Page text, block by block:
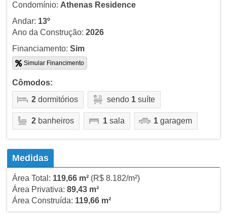
Condomínio: Athenas Residence
Andar: 13º
Ano da Construção: 2026
Financiamento: Sim
Simular Financimento
Cômodos:
2dormitórios sendo 1suíte
2banheiros 1sala 1garagem
Medidas
Área Total: 119,66 m²(R$ 8.182/m²)
Área Privativa: 89,43 m²
Área Construída: 119,66 m²